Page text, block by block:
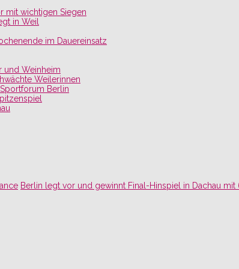
mit wichtigen Siegen
in Weil
im Dauereinsatz
und Weinheim
Weilerinnen
Berlin
Berlin legt vor und gewinnt Final-Hinspiel in Dachau mit